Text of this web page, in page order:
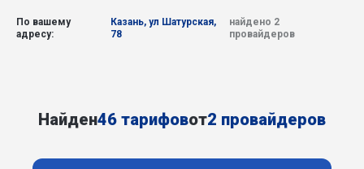
По вашему
адресу:
Казань, ул Шатурская,
78
найдено 2
провайдеров
Найден46 тарифовот2 провайдеров